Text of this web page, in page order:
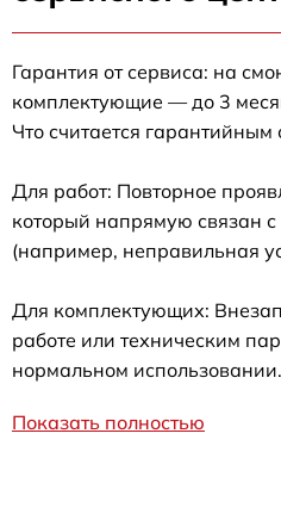
Гарантия от сервиса: на
комплектующие — до 3
Что считается гарантийным
Для работ: Повторное
который напрямую связан
(например, неправильная
Для комплектующих:
работе или техническим
нормальном использовании.
Показать полностью